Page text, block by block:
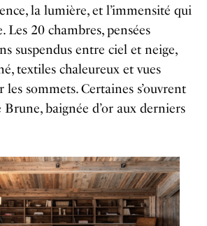
la lumière, et l’immensité qui
Les 20 chambres, pensées
suspendus entre ciel et neige,
textiles chaleureux et vues
les sommets. Certaines s’ouvrent
baignée d’or aux derniers